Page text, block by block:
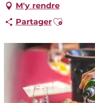
M'y rendre
PartagerAjouter aux